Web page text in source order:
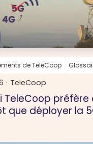
TeleCoop
que déployer la
de TeleCoop
· TeleCoop